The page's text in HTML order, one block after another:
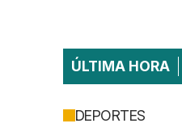
ÚLTIMA HORA
DEPORTES